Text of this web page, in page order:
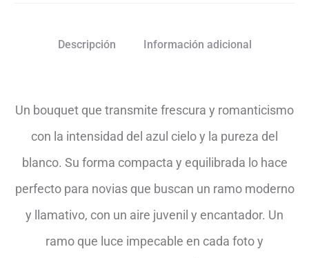
Descripción Información adicional
Un bouquet que transmite frescura y romanticismo
con la intensidad del azul cielo y la pureza del
blanco. Su forma compacta y equilibrada lo hace
perfecto para novias que buscan un ramo moderno
y llamativo, con un aire juvenil y encantador. Un
ramo que luce impecable en cada foto y